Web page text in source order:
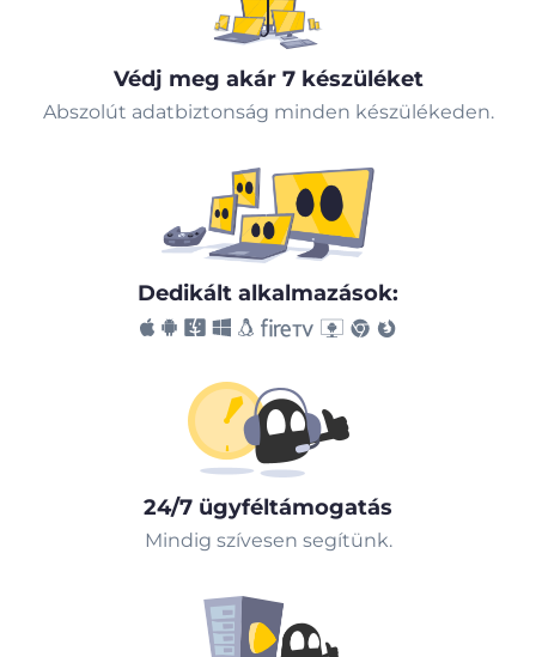
Védj meg akár 7 készüléket
Abszolút adatbiztonság minden készülékeden.
Dedikált alkalmazások:
24/7 ügyféltámogatás
Mindig szívesen segítünk.